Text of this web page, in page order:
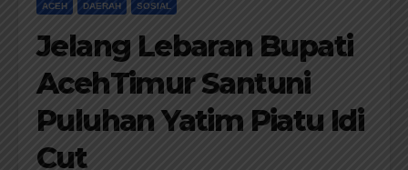
ACEH DAERAH SOSIAL
Jelang Lebaran Bupati
AcehTimur Santuni
Puluhan Yatim Piatu Idi
Cut